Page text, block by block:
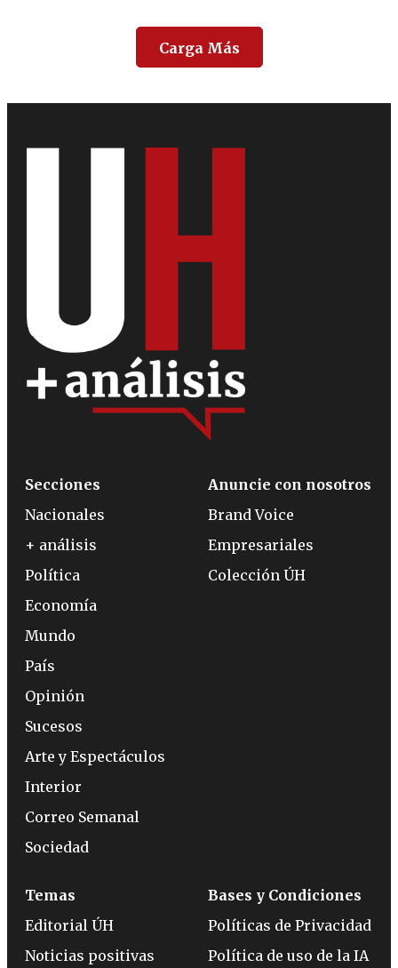
Carga Más
Secciones
Nacionales
+ análisis
Política
Economía
Mundo
País
Opinión
Sucesos
Arte y Espectáculos
Interior
Correo Semanal
Sociedad
Anuncie con nosotros
Brand Voice
Empresariales
Colección ÚH
Temas
Editorial ÚH
Noticias positivas
Bases y Condiciones
Políticas de Privacidad
Política de uso de la IA